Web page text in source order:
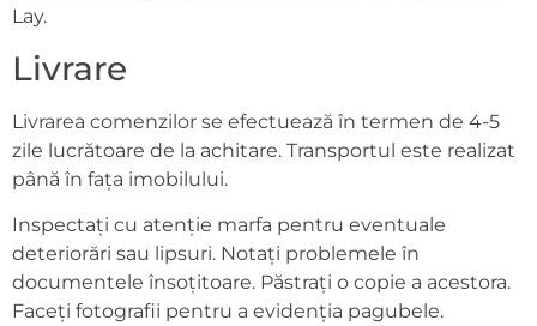
Lay.
Livrare
Livrarea comenzilor se efectuează în termen de 4-5
zile lucrătoare de la achitare. Transportul este realizat
până în fața imobilului.
Inspectați cu atenție marfa pentru eventuale
deteriorări sau lipsuri. Notați problemele în
documentele însoțitoare. Păstrați o copie a acestora.
Faceți fotografii pentru a evidenția pagubele.